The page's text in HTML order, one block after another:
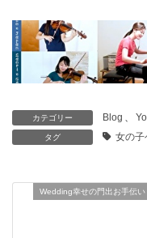
カテゴリー Blog 、
タグ 女の子
Wedding幸せの門出お手伝い